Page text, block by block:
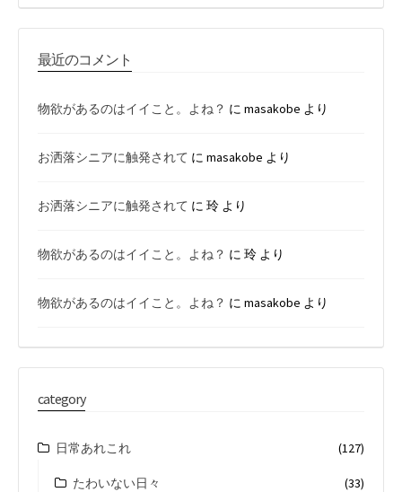
最近のコメント
物欲があるのはイイこと。よね？ に masakobe より
お洒落シニアに触発されて に masakobe より
お洒落シニアに触発されて に 玲 より
物欲があるのはイイこと。よね？ に 玲 より
物欲があるのはイイこと。よね？ に masakobe より
category
日常あれこれ (127)
たわいない日々 (33)